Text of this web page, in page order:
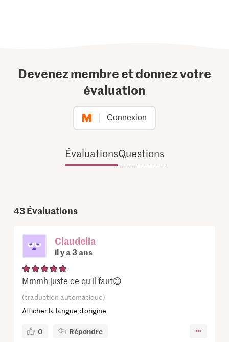
Devenez membre et donnez votre
évaluation
Connexion
ÉvaluationsQuestions
43Évaluations
Claudelia
il y a 3 ans
Mmmh juste ce qu'il faut😊
(traduction automatique)
Afficher la langue d’origine
0 Répondre